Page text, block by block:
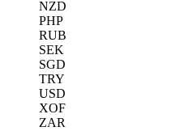
NZD
PHP
RUB
SEK
SGD
TRY
USD
XOF
ZAR